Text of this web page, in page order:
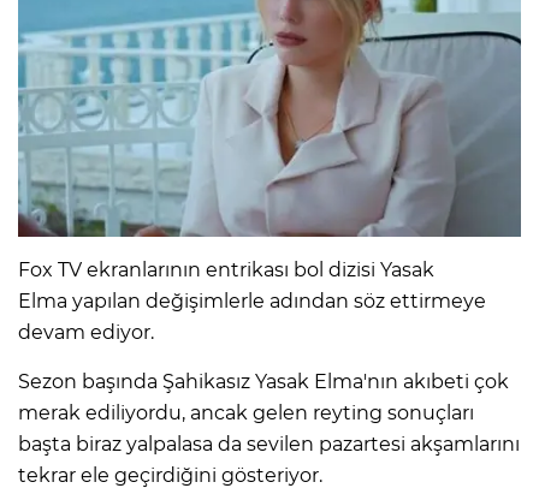
Fox TV ekranlarının entrikası bol dizisi Yasak
Elma yapılan değişimlerle adından söz ettirmeye
devam ediyor.
Sezon başında Şahikasız Yasak Elma'nın akıbeti çok
merak ediliyordu, ancak gelen reyting sonuçları
başta biraz yalpalasa da sevilen pazartesi akşamlarını
tekrar ele geçirdiğini gösteriyor.